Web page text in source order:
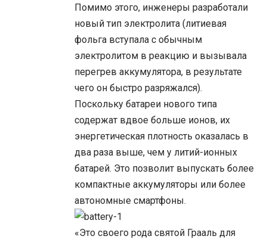
Помимо этого, инженеры разработали
новый тип электролита (литиевая
фольга вступала с обычным
электролитом в реакцию и вызывала
перегрев аккумулятора, в результате
чего он быстро разряжался).
Поскольку батареи нового типа
содержат вдвое больше ионов, их
энергетическая плотность оказалась в
два раза выше, чем у литий-ионных
батарей. Это позволит выпускать более
компактные аккумуляторы или более
автономные смартфоны.
«Это своего рода святой Грааль для